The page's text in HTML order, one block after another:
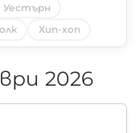
Уестърн
Хип-хоп
2026